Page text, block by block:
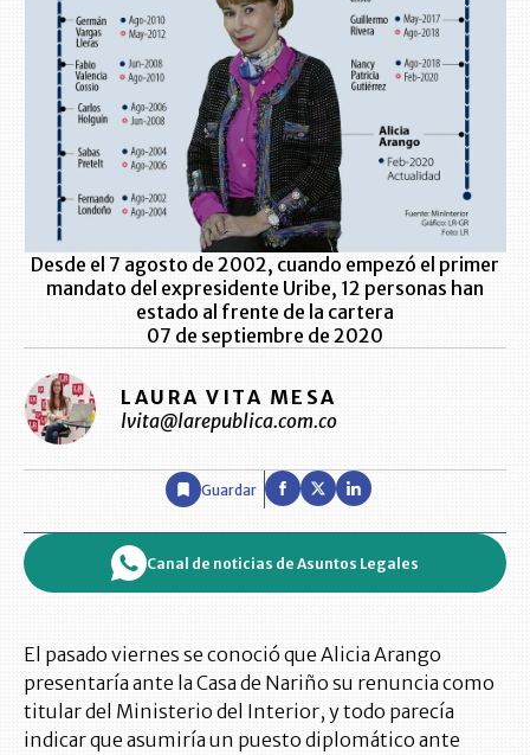
Desde el 7 agosto de 2002, cuando empezó el primer
mandato del expresidente Uribe, 12 personas han
estado al frente de la cartera
07 de septiembre de 2020
LAURA VITA MESA
lvita@larepublica.com.co
Guardar
Canal de noticias de Asuntos Legales
El pasado viernes se conoció que Alicia Arango
presentaría ante la Casa de Nariño su renuncia como
titular del Ministerio del Interior, y todo parecía
indicar que asumiría un puesto diplomático ante